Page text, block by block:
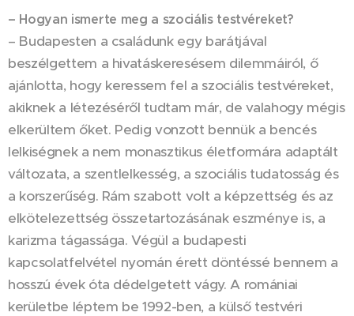
– Hogyan ismerte meg a szociális testvéreket?
– Budapesten a családunk egy barátjával
beszélgettem a hivatáskeresésem dilemmáiról, ő
ajánlotta, hogy keressem fel a szociális testvéreket,
akiknek a létezéséről tudtam már, de valahogy mégis
elkerültem őket. Pedig vonzott bennük a bencés
lelkiségnek a nem monasztikus életformára adaptált
változata, a szentlelkesség, a szociális tudatosság és
a korszerűség. Rám szabott volt a képzettség és az
elkötelezettség összetartozásának eszménye is, a
karizma tágassága. Végül a budapesti
kapcsolatfelvétel nyomán érett döntéssé bennem a
hosszú évek óta dédelgetett vágy. A romániai
kerületbe léptem be 1992-ben, a külső testvéri